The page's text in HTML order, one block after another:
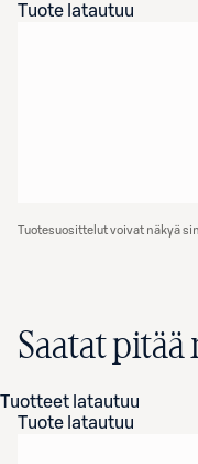
Tuote latautuu
Tuotesuosittelut voivat näkyä
Saatat pitää
Tuotteet latautuu
Tuote latautuu